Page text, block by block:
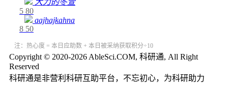
大力的冬萱
5 80
aajhajkahna
8 50
注：热心度 = 本日应助数 + 本日被采纳获取积分÷10
Copyright © 2020-2026 AbleSci.COM, 科研通, All Right
Reserved
科研通是非营利科研互助平台，不忘初心，为科研助力